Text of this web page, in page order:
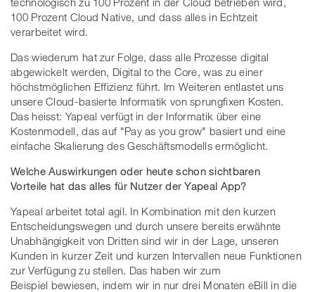
100 Prozent Cloud Native, und dass alles in Echtzeit
verarbeitet wird.
Das wiederum hat zur Folge, dass alle Prozesse digital
abgewickelt werden, Digital to the Core, was zu einer
höchstmöglichen Effizienz führt. Im Weiteren entlastet uns
unsere Cloud-basierte Informatik von sprungfixen Kosten.
Das heisst: Yapeal verfügt in der Informatik über eine
Kostenmodell, das auf "Pay as you grow" basiert und eine
einfache Skalierung des Geschäftsmodells ermöglicht.
Welche Auswirkungen oder heute schon sichtbaren
Vorteile hat das alles für Nutzer der Yapeal App?
Yapeal arbeitet total agil. In Kombination mit den kurzen
Entscheidungswegen und durch unsere bereits erwähnte
Unabhängigkeit von Dritten sind wir in der Lage, unseren
Kunden in kurzer Zeit und kurzen Intervallen neue Funktionen
zur Verfügung zu stellen. Das haben wir zum
Beispiel bewiesen, indem wir in nur drei Monaten eBill in die